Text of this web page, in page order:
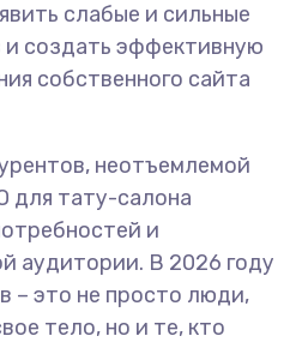
слабые и сильные
и создать эффективную
собственного сайта
неотъемлемой
для тату-салона
и
аудитории. В 2026 году
– это не просто люди,
тело, но и те, кто